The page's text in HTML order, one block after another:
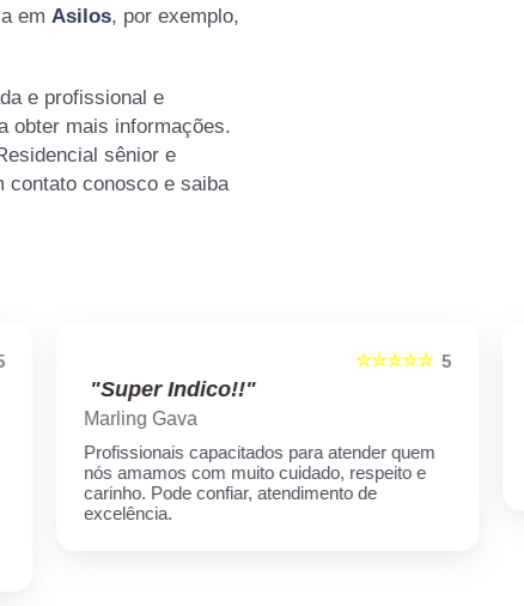
em Asilos, por exemplo,
e profissional e
obter mais informações.
sênior e
contato conosco e saiba
5
☆☆☆☆☆
"Super Indico!!"
Marling Gava
Profissionais capacitados para atender quem
nós amamos com muito cuidado, respeito e
carinho. Pode confiar, atendimento de
excelência.